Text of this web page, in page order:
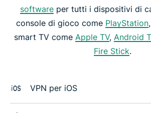
softwareper tutti i dispositivi di
console di gioco come PlayStation,
smart TV come Apple TV, Android
Fire Stick.
VPN per iOS